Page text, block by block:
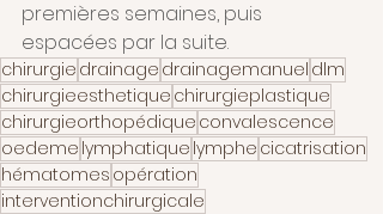
premières semaines, puis
espacées par la suite.
chirurgie drainage drainagemanuel dlm
chirurgieesthetique chirurgieplastique
chirurgieorthopédique convalescence
oedeme lymphatique lymphe cicatrisation
hématomes opération
interventionchirurgicale